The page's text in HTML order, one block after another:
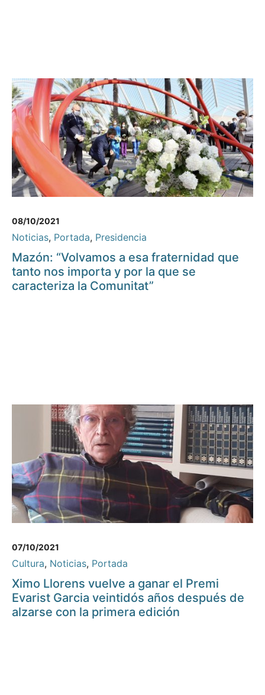
08/10/2021
Noticias, Portada, Presidencia
Mazón: “Volvamos a esa fraternidad que
tanto nos importa y por la que se
caracteriza la Comunitat”
07/10/2021
Cultura, Noticias, Portada
Ximo Llorens vuelve a ganar el Premi
Evarist Garcia veintidós años después de
alzarse con la primera edición